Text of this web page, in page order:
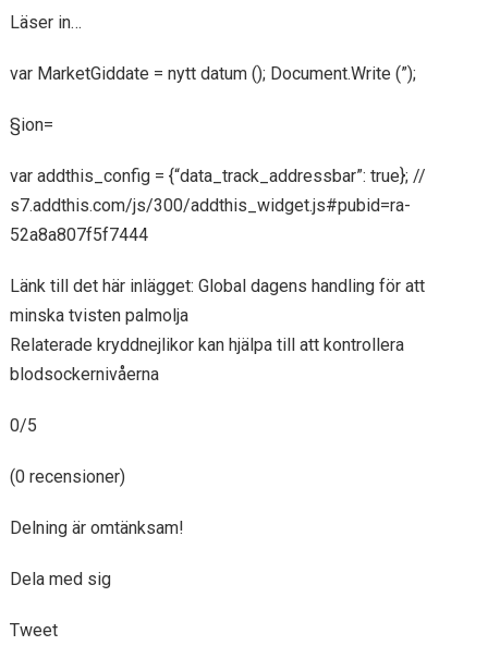
Läser in…
var MarketGiddate = nytt datum (); Document.Write (”);
§ion=
var addthis_config = {“data_track_addressbar”: true}; //
s7.addthis.com/js/300/addthis_widget.js#pubid=ra-
52a8a807f5f7444
Länk till det här inlägget: Global dagens handling för att
minska tvisten palmolja
Relaterade kryddnejlikor kan hjälpa till att kontrollera
blodsockernivåerna
0/5
(0 recensioner)
Delning är omtänksam!
Dela med sig
Tweet